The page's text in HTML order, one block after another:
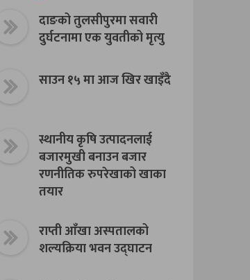
दाङको तुलसीपुरमा सवारी
दुर्घटनामा एक युवतीको मृत्यु
साउन १५ मा आज खिर खाइँदै
स्थानीय कृषि उत्पादनलाई
बजारमुखी बनाउन बजार
रणनीतिक रुपरेखाको खाका
तयार
राप्ती आँखा अस्पतालको
शल्यक्रिया भवन उद्घाटन